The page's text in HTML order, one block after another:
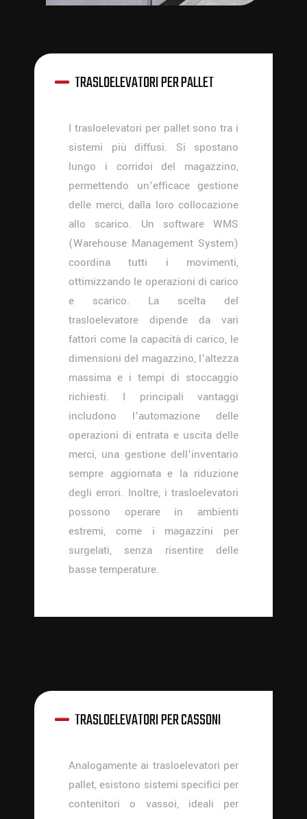
TRASLOELEVATORI PER PALLET
I trasloelevatori per pallet sono tra i
sistemi più diffusi. Si spostano
lungo i corridoi del magazzino,
permettendo un’efficace gestione
delle merci, dalla loro collocazione
allo scarico. Un software WMS
(Warehouse Management System)
coordina tutti i movimenti,
ottimizzando le operazioni di carico
e scarico. La scelta del
trasloelevatore dipende da vari
fattori come la capacità di carico, le
dimensioni del magazzino, l’altezza
massima e i tempi di stoccaggio
richiesti. I principali vantaggi
includono l’automazione delle
operazioni di entrata e uscita delle
merci, una gestione dell’inventario
sempre aggiornata e la riduzione
degli errori. Inoltre, i trasloelevatori
possono operare in ambienti
estremi, come i magazzini per
surgelati, senza risentire delle
basse temperature.
TRASLOELEVATORI PER CASSONI
Analogamente ai trasloelevatori per
pallet, esistono sistemi specifici per
contenitori o vassoi, ideali per